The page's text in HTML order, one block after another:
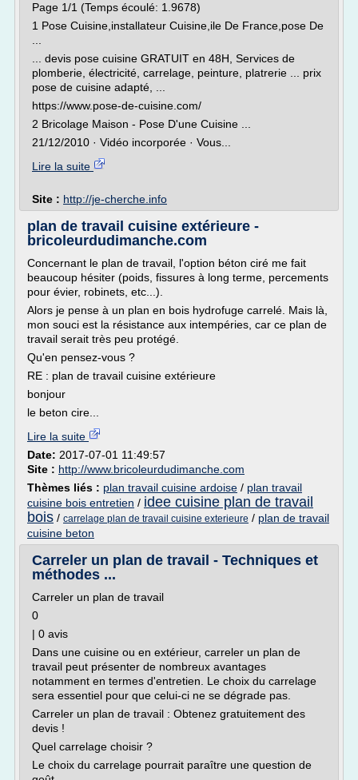
Page 1/1 (Temps écoulé: 1.9678)
1 Pose Cuisine,installateur Cuisine,ile De France,pose De
... devis pose cuisine GRATUIT en 48H, Services de
plomberie, électricité, carrelage, peinture, platrerie ... prix
pose de cuisine adapté, ...
https://www.pose-de-cuisine.com/
2 Bricolage Maison - Pose D'une Cuisine ...
21/12/2010 · Vidéo incorporée · Vous...
Lire la suite
Site : http://je-cherche.info
plan de travail cuisine extérieure -
bricoleurdudimanche.com
Concernant le plan de travail, l'option béton ciré me fait
beaucoup hésiter (poids, fissures à long terme, percements
pour évier, robinets, etc...).
Alors je pense à un plan en bois hydrofuge carrelé. Mais là,
mon souci est la résistance aux intempéries, car ce plan de
travail serait très peu protégé.
Qu'en pensez-vous ?
RE : plan de travail cuisine extérieure
bonjour
le beton cire...
Lire la suite
Date: 2017-07-01 11:49:57
Site : http://www.bricoleurdudimanche.com
Thèmes liés : plan travail cuisine ardoise / plan travail
cuisine bois entretien / idee cuisine plan de travail
bois / carrelage plan de travail cuisine exterieure / plan de travail
cuisine beton
Carreler un plan de travail - Techniques et
méthodes ...
Carreler un plan de travail
0
| 0 avis
Dans une cuisine ou en extérieur, carreler un plan de
travail peut présenter de nombreux avantages
notamment en termes d'entretien. Le choix du carrelage
sera essentiel pour que celui-ci ne se dégrade pas.
Carreler un plan de travail : Obtenez gratuitement des
devis !
Quel carrelage choisir ?
Le choix du carrelage pourrait paraître une question de